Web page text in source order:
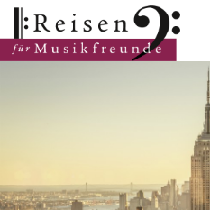
Hauptinhalt Fußzeile